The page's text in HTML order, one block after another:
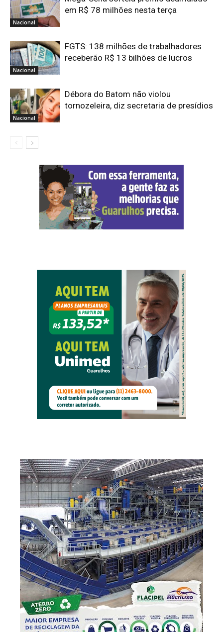
Nacional
em R$ 78 milhões nesta terça
Nacional
FGTS: 138 milhões de trabalhadores
receberão R$ 13 bilhões de lucros
Nacional
Débora do Batom não violou
tornozeleira, diz secretaria de presídios